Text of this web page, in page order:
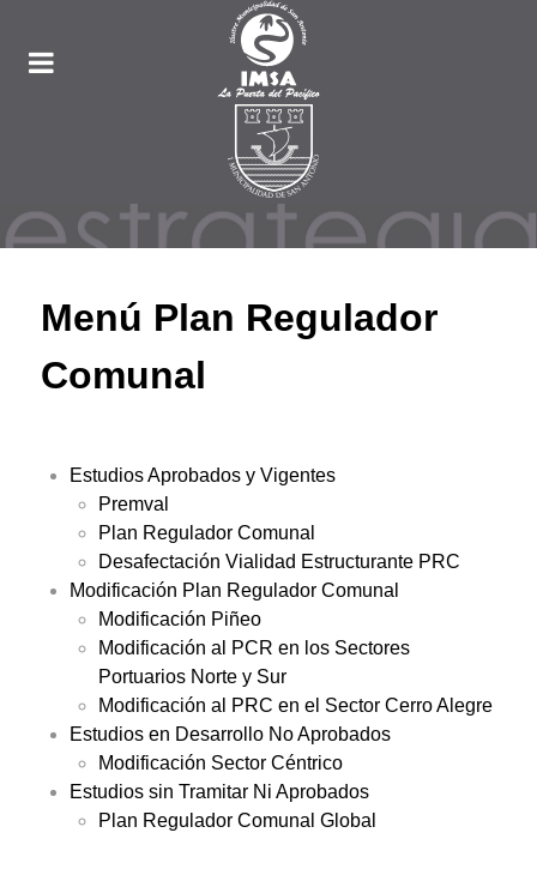
Menú Plan Regulador
Comunal
Estudios Aprobados y Vigentes
Premval
Plan Regulador Comunal
Desafectación Vialidad Estructurante PRC
Modificación Plan Regulador Comunal
Modificación Piñeo
Modificación al PCR en los Sectores
Portuarios Norte y Sur
Modificación al PRC en el Sector Cerro Alegre
Estudios en Desarrollo No Aprobados
Modificación Sector Céntrico
Estudios sin Tramitar Ni Aprobados
Plan Regulador Comunal Global